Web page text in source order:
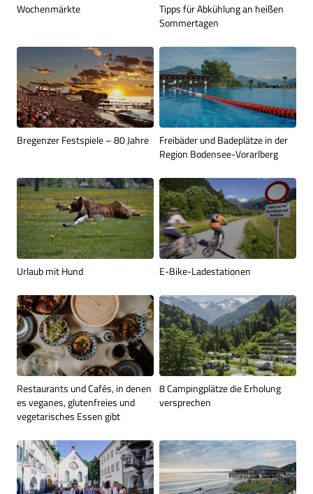
Wochenmärkte
Tipps für Abkühlung an heißen
Sommertagen
Bregenzer Festspiele – 80 Jahre
Freibäder und Badeplätze in der
Region Bodensee-Vorarlberg
Urlaub mit Hund E-Bike-Ladestationen
Restaurants und Cafés, in denen
es veganes, glutenfreies und
vegetarisches Essen gibt
8 Campingplätze die Erholung
versprechen